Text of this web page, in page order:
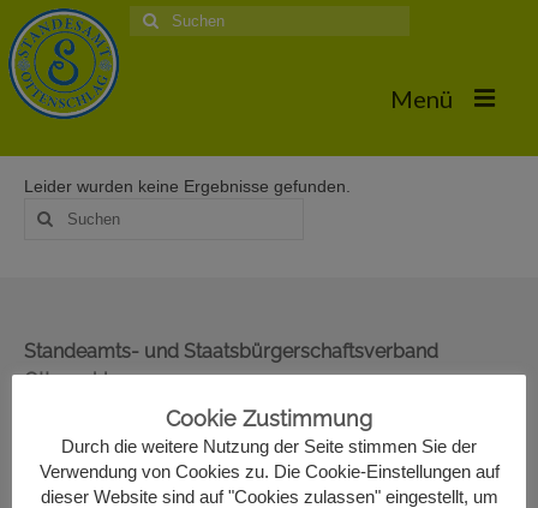
Suche
nach:
Menü
Home
Hochzeiten 2026
Hochzeiten 2024
Hochzeiten 2017
Leider wurden keine Ergebnisse gefunden.
Suche
nach:
Standeamts- und Staatsbürgerschaftsverband
Ottenschlag
3631 Ottenschlag
02872/7330-13
standesamt@ottenschlag.eu
Cookie Zustimmung
Durch die weitere Nutzung der Seite stimmen Sie der
Verwendung von Cookies zu. Die Cookie-Einstellungen auf
dieser Website sind auf "Cookies zulassen" eingestellt, um